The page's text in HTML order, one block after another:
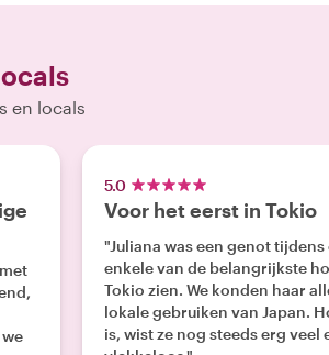
en locals
5.0
Voor het eerst in Tokio
"Juliana was een genot
enkele van de belangrijkste
Tokio zien. We konden haar
lokale gebruiken van Japan.
is, wist ze nog steeds erg veel